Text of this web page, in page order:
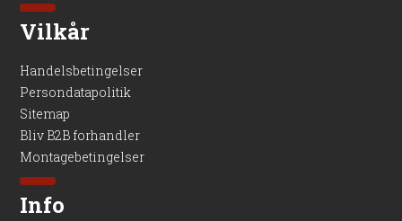
Vilkår
Handelsbetingelser
Persondatapolitik
Sitemap
Bliv B2B forhandler
Montagebetingelser
Info